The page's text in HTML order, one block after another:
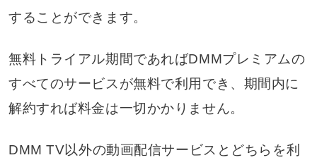
することができます。
無料トライアル期間であればDMMプレミアムの
すべてのサービスが無料で利用でき、期間内に
解約すれば料金は一切かかりません。
DMM TV以外の動画配信サービスとどちらを利